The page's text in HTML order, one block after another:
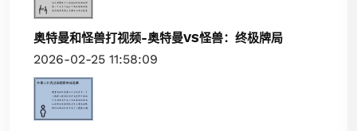
奥特曼和怪兽打视频-奥特曼VS怪兽：终极牌局
2026-02-25 11:58:09